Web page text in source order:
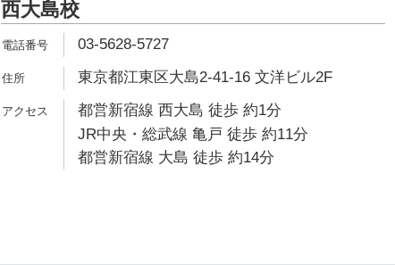
西大島校
03-5628-5727
東京都江東区大島2-41-16 文洋ビル2F
都営新宿線 西大島 徒歩 約1分
JR中央・総武線 亀戸 徒歩 約11分
都営新宿線 大島 徒歩 約14分